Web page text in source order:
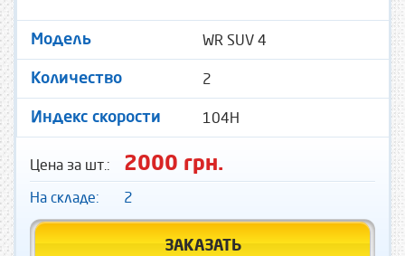
Модель WR SUV 4
Количество 2
Индекс скорости 104H
Цена за шт.: 2000 грн.
На складе: 2
ЗАКАЗАТЬ